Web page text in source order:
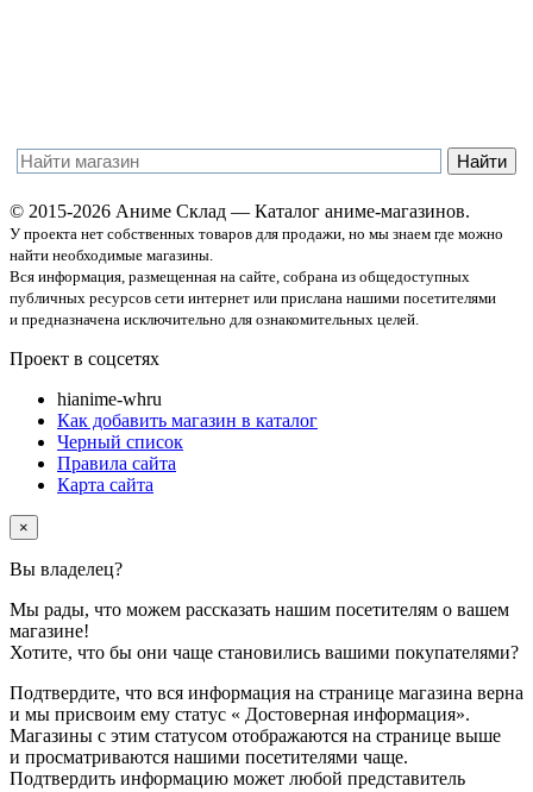
© 2015-2026 Аниме Склад — Каталог аниме-магазинов.
У проекта нет собственных товаров для продажи, но мы знаем где можно
найти необходимые магазины.
Вся информация, размещенная на сайте, собрана из общедоступных
публичных ресурсов сети интернет или прислана нашими посетителями
и предназначена исключительно для ознакомительных целей.
Проект в соцсетях
hianime-whru
Как добавить магазин в каталог
Черный список
Правила сайта
Карта сайта
×
Вы владелец?
Мы рады, что можем рассказать нашим посетителям о вашем
магазине!
Хотите, что бы они чаще становились вашими покупателями?
Подтвердите, что вся информация на странице магазина верна
и мы присвоим ему статус « Достоверная информация».
Магазины с этим статусом отображаются на странице выше
и просматриваются нашими посетителями чаще.
Подтвердить информацию может любой представитель